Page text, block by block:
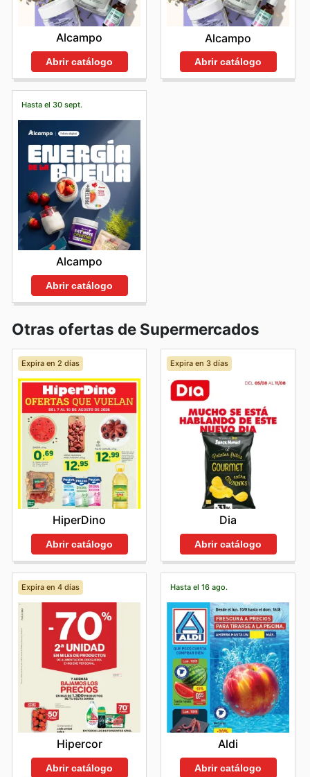
Alcampo
Abrir catálogo
Alcampo
Abrir catálogo
Hasta el 30 sept.
Alcampo
Abrir catálogo
Otras ofertas de Supermercados
Expira en 2 días
HiperDino
Abrir catálogo
Expira en 3 días
Dia
Abrir catálogo
Expira en 4 días
Hipercor
Abrir catálogo
Hasta el 16 ago.
Aldi
Abrir catálogo